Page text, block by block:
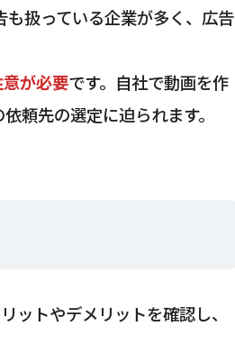
扱っている企業が多く、広告
が必要です。自社で動画を作
頼先の選定に迫られます。
ットやデメリットを確認し、